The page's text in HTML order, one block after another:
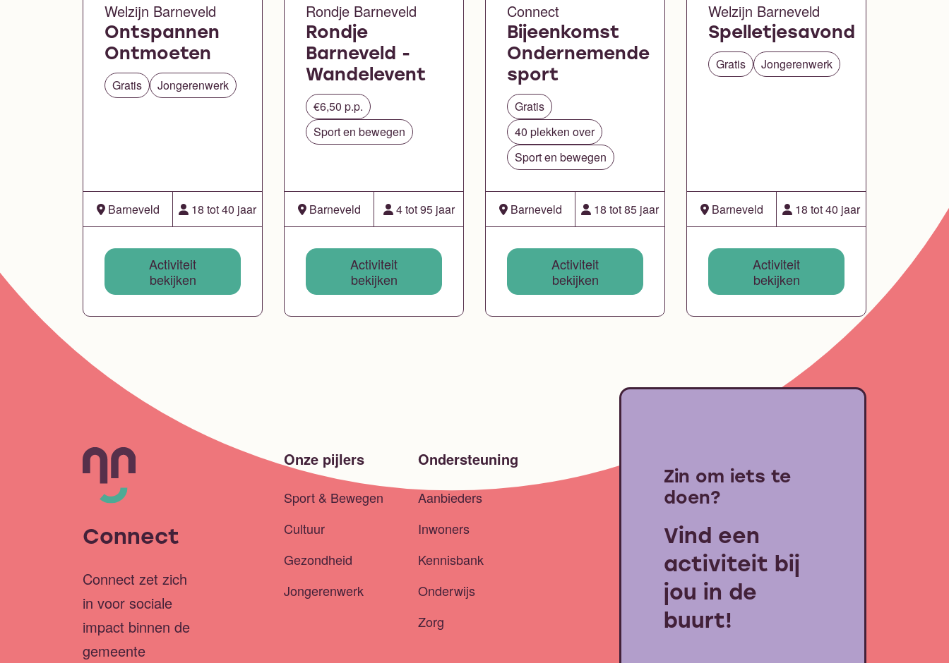
Welzijn Barneveld
Ontspannen
Ontmoeten
Gratis Jongerenwerk
Barneveld 18 tot 40 jaar
Activiteit
bekijken
Rondje Barneveld
Rondje
Barneveld -
Wandelevent
€6,50 p.p.
Sport en bewegen
Barneveld 4 tot 95 jaar
Activiteit
bekijken
Connect
Bijeenkomst
Ondernemende
sport
Gratis
40 plekken over
Sport en bewegen
Barneveld 18 tot 85 jaar
Activiteit
bekijken
Welzijn Barneveld
Spelletjesavond
Gratis Jongerenwerk
Barneveld 18 tot 40 jaar
Activiteit
bekijken
Connect
Connect zet zich
in voor sociale
impact binnen de
gemeente
Onze pijlers
Sport & Bewegen
Cultuur
Gezondheid
Jongerenwerk
Ondersteuning
Aanbieders
Inwoners
Kennisbank
Onderwijs
Zorg
Zin om iets te
doen?
Vind een
activiteit bij
jou in de
buurt!